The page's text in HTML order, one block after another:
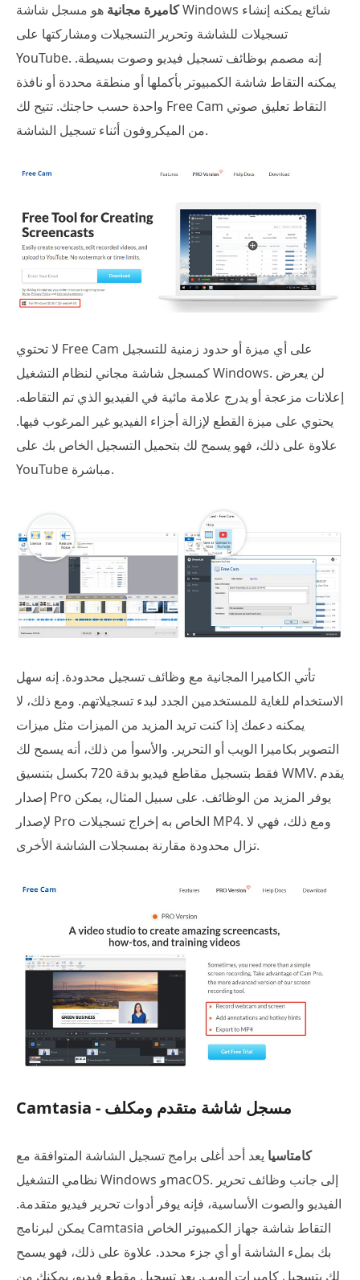
كاميرة مجانية هو مسجل شاشة Windows شائع يمكنه إنشاء
تسجيلات للشاشة وتحرير التسجيلات ومشاركتها على
YouTube. إنه مصمم بوظائف تسجيل فيديو وصوت بسيطة.
يمكنه التقاط شاشة الكمبيوتر بأكملها أو منطقة محددة أو نافذة
واحدة حسب حاجتك. تتيح لك Free Cam التقاط تعليق صوتي
من الميكروفون أثناء تسجيل الشاشة.
لا تحتوي Free Cam على أي ميزة أو حدود زمنية للتسجيل
كمسجل شاشة مجاني لنظام التشغيل Windows. لن يعرض
إعلانات مزعجة أو يدرج علامة مائية في الفيديو الذي تم التقاطه.
يحتوي على ميزة القطع لإزالة أجزاء الفيديو غير المرغوب فيها.
علاوة على ذلك، فهو يسمح لك بتحميل التسجيل الخاص بك على
YouTube مباشرة.
تأتي الكاميرا المجانية مع وظائف تسجيل محدودة. إنه سهل
الاستخدام للغاية للمستخدمين الجدد لبدء تسجيلاتهم. ومع ذلك، لا
يمكنه دعمك إذا كنت تريد المزيد من الميزات مثل ميزات
التصوير بكاميرا الويب أو التحرير. والأسوأ من ذلك، أنه يسمح لك
فقط بتسجيل مقاطع فيديو بدقة 720 بكسل بتنسيق WMV. يقدم
إصدار Pro يوفر المزيد من الوظائف. على سبيل المثال، يمكن
لإصدار Pro الخاص به إخراج تسجيلات MP4. ومع ذلك، فهي لا
تزال محدودة مقارنة بمسجلات الشاشة الأخرى.
Camtasia - مسجل شاشة متقدم ومكلف
كامتاسيا يعد أحد أغلى برامج تسجيل الشاشة المتوافقة مع
نظامي التشغيل Windows وmacOS. إلى جانب وظائف تحرير
الفيديو والصوت الأساسية، فإنه يوفر أدوات تحرير فيديو متقدمة.
يمكن لبرنامج Camtasia التقاط شاشة جهاز الكمبيوتر الخاص
بك بملء الشاشة أو أي جزء محدد. علاوة على ذلك، فهو يسمح
لك بتسجيل كاميرات الويب. بعد تسجيل مقطع فيديو، يمكنك من